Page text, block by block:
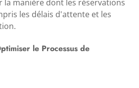
la manière dont les réservations
les délais d'attente et les
le Processus de